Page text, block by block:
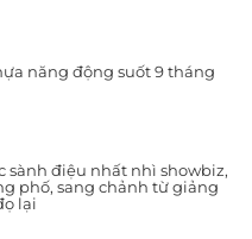
năng động suốt 9 tháng
sành điệu nhất nhì showbiz,
phố, sang chảnh từ giảng
lại